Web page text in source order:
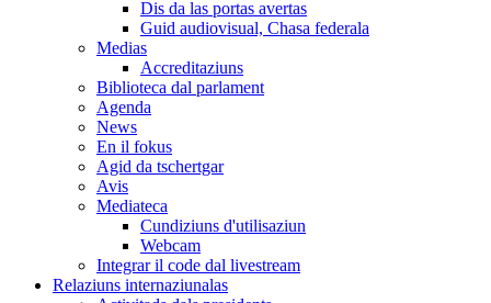
Dis da las portas avertas
Guid audiovisual, Chasa federala
Medias
Accreditaziuns
Biblioteca dal parlament
Agenda
News
En il fokus
Agid da tschertgar
Avis
Mediateca
Cundiziuns d'utilisaziun
Webcam
Integrar il code dal livestream
Relaziuns internaziunalas